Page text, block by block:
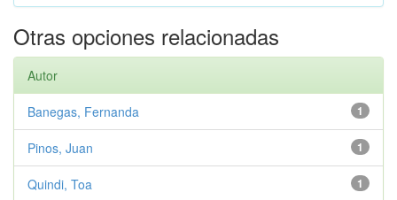
Otras opciones relacionadas
Autor
1
Banegas, Fernanda
1
Pinos, Juan
1
Quindi, Toa